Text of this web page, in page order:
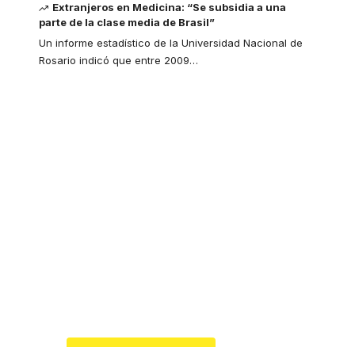
Extranjeros en Medicina: “Se subsidia a una
parte de la clase media de Brasil”
Un informe estadístico de la Universidad Nacional de
Rosario indicó que entre 2009…